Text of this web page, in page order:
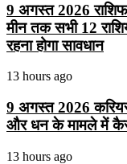
9 अगस्त 2026
मीन तक सभी 12
रहना होगा सावधान
13 hours ago
9 अगस्त 2026
और धन के मामले में
13 hours ago